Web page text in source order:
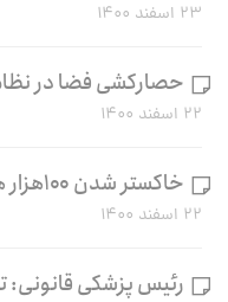
۲۳ اسفند ۱۴۰۰
حصارکشی فضا در
۲۲ اسفند ۱۴۰۰
خاکستر شدن ۱۰۰هزار هکتار جنگل و مرتع طی ۵ سال
۲۲ اسفند ۱۴۰۰
رئیس پزشکی